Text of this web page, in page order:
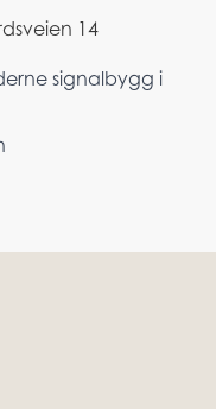
14
signalbygg i